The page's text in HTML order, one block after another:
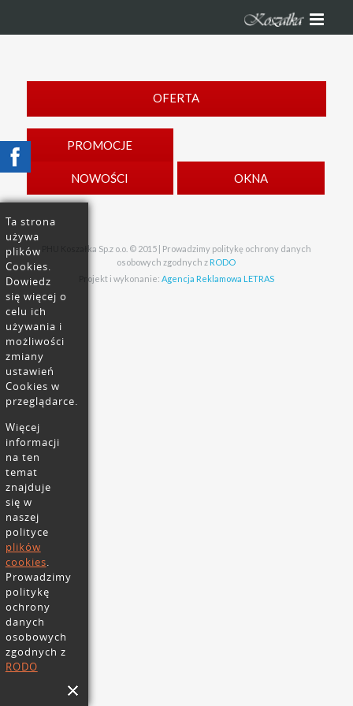
OFERTA
PROMOCJE
NOWOŚCI OKNA
PHU Koszałka Sp.z o.o. © 2015 | Prowadzimy politykę ochrony danych
osobowych zgodnych z RODO
Projekt i wykonanie: Agencja Reklamowa LETRAS
Ta strona
używa
plików
Cookies.
Dowiedz
się więcej o
celu ich
używania i
możliwości
zmiany
ustawień
Cookies w
przeglądarce.
Więcej
informacji
na ten
temat
znajduje
się w
naszej
polityce
plików
cookies.
Prowadzimy
politykę
ochrony
danych
osobowych
zgodnych z
RODO